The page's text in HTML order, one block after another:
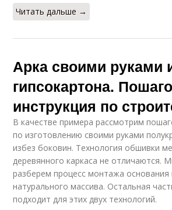
Читать дальше →
Арка своими руками
гипсокартона.
инструкция по
В качестве примера рассмотрим
по изготовлению своими руками
избез боковин. Технология обшивки
деревянного каркаса не отличаются.
разберем процесс монтажа
натурального массива. Остальная
подходит для этих двух технологий.